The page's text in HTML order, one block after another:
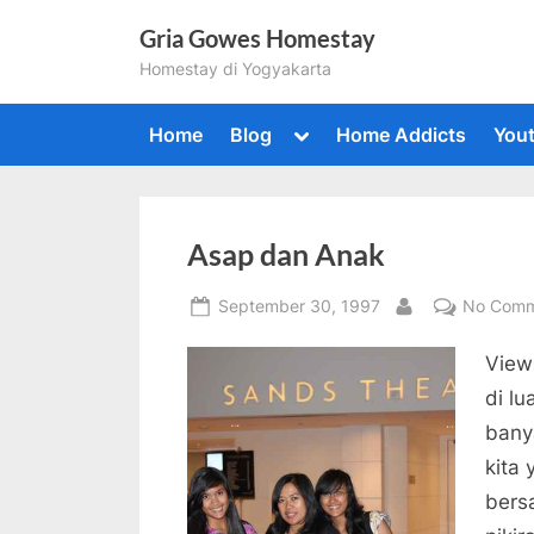
Gria Gowes Homestay
Homestay di Yogyakarta
Home Blog
Toggle
menu
Home Addicts
Asap dan Anak
Posted
September 30, 1997
By
No
di
kita